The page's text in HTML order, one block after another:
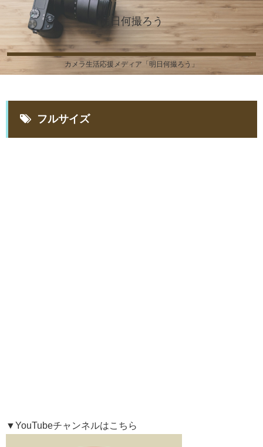
明日何撮ろう
カメラ生活応援メディア「明日何撮ろう」
フルサイズ
▼YouTubeチャンネルはこちら